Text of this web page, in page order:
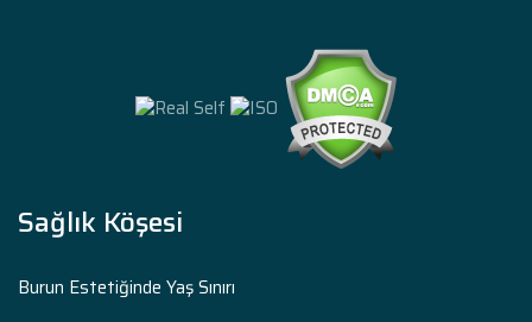
Sağlık Köşesi
Burun Estetiğinde Yaş Sınırı